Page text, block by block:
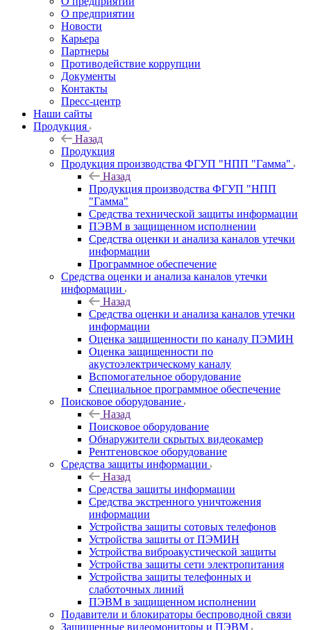
О предприятии
Новости
Карьера
Партнеры
Противодействие коррупции
Документы
Контакты
Пресс-центр
Наши сайты
Продукция
Назад
Продукция
Продукция производства ФГУП "НПП "Гамма"
Назад
Продукция производства ФГУП "НПП
"Гамма"
Средства технической защиты информации
ПЭВМ в защищенном исполнении
Средства оценки и анализа каналов утечки
информации
Программное обеспечение
Средства оценки и анализа каналов утечки
информации
Назад
Средства оценки и анализа каналов утечки
информации
Оценка защищенности по каналу ПЭМИН
Оценка защищенности по
акустоэлектрическому каналу
Вспомогательное оборудование
Специальное программное обеспечение
Поисковое оборудование
Назад
Поисковое оборудование
Обнаружители скрытых видеокамер
Рентгеновское оборудование
Средства защиты информации
Назад
Средства защиты информации
Средства экстренного уничтожения
информации
Устройства защиты сотовых телефонов
Устройства защиты от ПЭМИН
Устройства виброакустической защиты
Устройства защиты сети электропитания
Устройства защиты телефонных и
слаботочных линий
ПЭВМ в защищенном исполнении
Подавители и блокираторы беспроводной связи
Защищенные видеомониторы и ПЭВМ